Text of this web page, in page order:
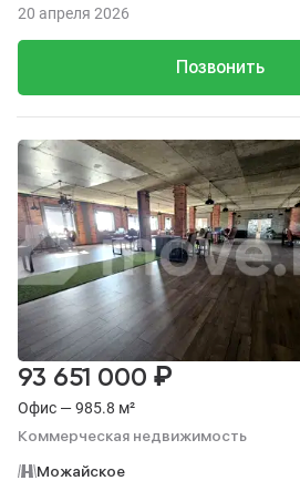
Позвонить
20 апреля 2026
Офис — 985.8 м²
Коммерческая недвижимость
93 651 000 ₽
Можайское